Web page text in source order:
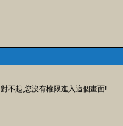
對不起,您沒有權限進入這個畫面!